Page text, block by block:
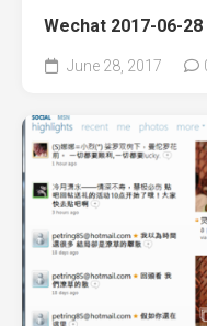
Wechat 2017-06-28
June 28, 2017